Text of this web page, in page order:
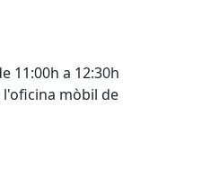
11:00h a 12:30h
l'oficina mòbil de